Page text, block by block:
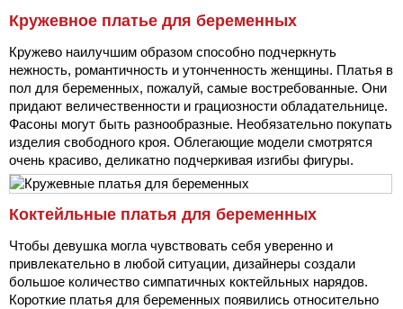
Кружевное платье для беременных
Кружево наилучшим образом способно подчеркнуть
нежность, романтичность и утонченность женщины. Платья в
пол для беременных, пожалуй, самые востребованные. Они
придают величественности и грациозности обладательнице.
Фасоны могут быть разнообразные. Необязательно покупать
изделия свободного кроя. Облегающие модели смотрятся
очень красиво, деликатно подчеркивая изгибы фигуры.
Коктейльные платья для беременных
Чтобы девушка могла чувствовать себя уверенно и
привлекательно в любой ситуации, дизайнеры создали
большое количество симпатичных коктейльных нарядов.
Короткие платья для беременных появились относительно